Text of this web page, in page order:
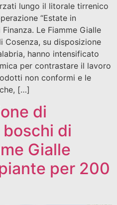
lungo il litorale tirrenico
“Estate in
Le Fiamme Gialle
Cosenza, su disposizione
hanno intensificato
per contrastare il lavoro
non conformi e le
[…]
di
di
Gialle
per 200